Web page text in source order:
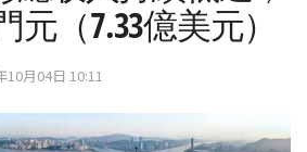
元（7.33億美元）
10月04日 10:11